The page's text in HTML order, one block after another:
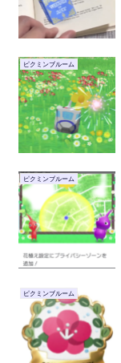
ピクミンブルーム
ピクミンブルーム
ピクミンブルーム